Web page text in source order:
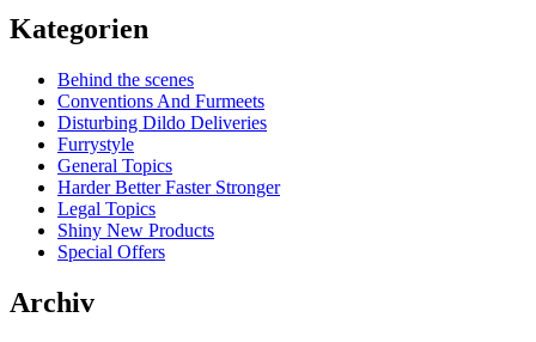
Kategorien
Behind the scenes
Conventions And Furmeets
Disturbing Dildo Deliveries
Furrystyle
General Topics
Harder Better Faster Stronger
Legal Topics
Shiny New Products
Special Offers
Archiv